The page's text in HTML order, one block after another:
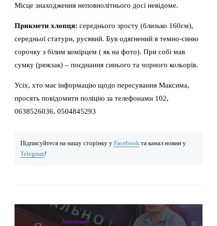
Місце знаходження неповнолітнього досі невідоме.
Прикмети хлопця: середнього зросту (близько 160см),
середньої статури, русявий. Був одягнений в темно-синю
сорочку з білим комірцем ( як на фото). При собі мав
сумку (рюкзак) – поєднання синього та чорного кольорів.
Усіх, хто має інформацію щодо пересування Максима,
просять повідомити поліцію за телефонами 102,
0638526036, 0504845293
Підписуйтеся на нашу сторінку у Facebook та канал новин у
Telegram!
Актуально